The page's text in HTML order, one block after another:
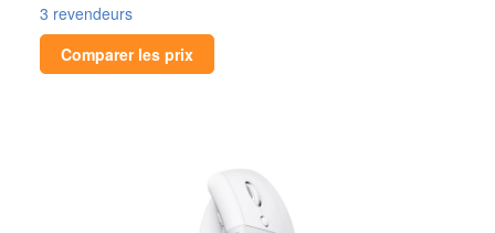
3 revendeurs
Comparer les prix